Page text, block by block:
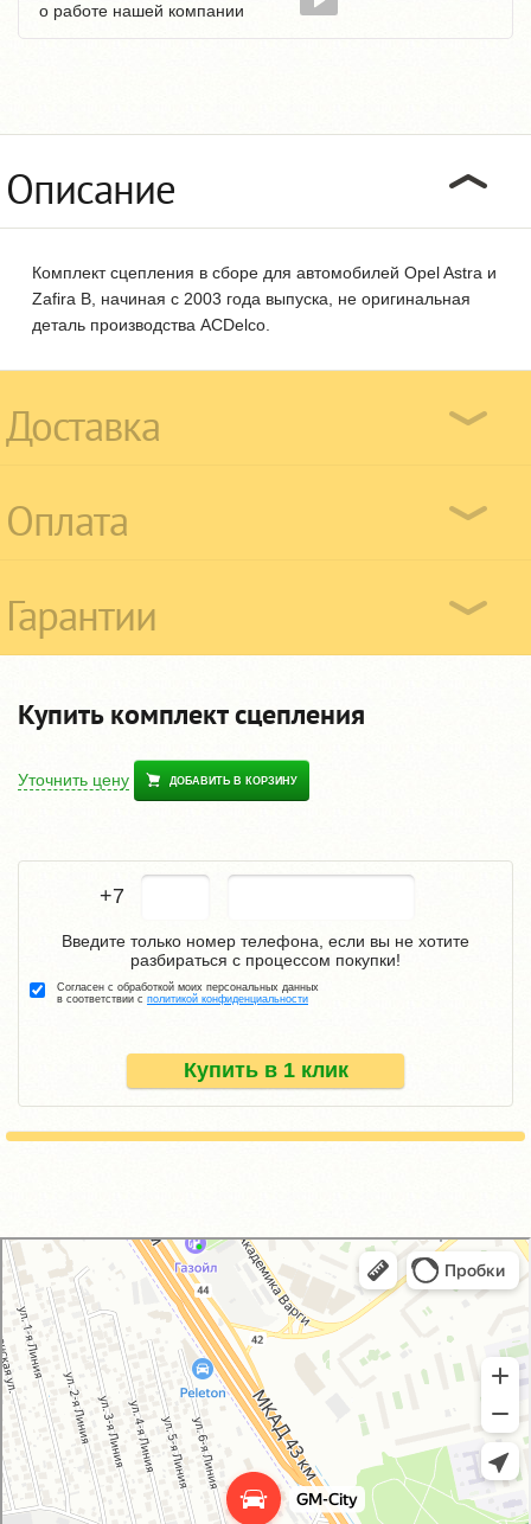
о работе нашей компании
Описание
Комплект сцепления в сборе для автомобилей Opel Astra и
Zafira B, начиная с 2003 года выпуска, не оригинальная
деталь производства ACDelco.
Доставка
Оплата
Гарантии
Купить комплект сцепления
Уточнить цену ДОБАВИТЬ В КОРЗИНУ
+7
Купить в 1 клик
Введите только номер телефона, если вы не хотите
разбираться с процессом покупки!
Согласен с обработкой моих персональных данных
в соответствии с политикой конфиденциальности
GM-City&VAG-Repair
Автосервис, автотехцентр в Москве
Магазин автозапчастей и автотоваров в Москве